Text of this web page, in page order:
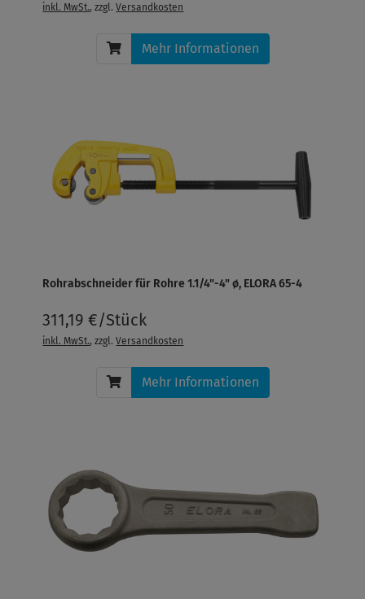
inkl. MwSt., zzgl.Versandkosten
Mehr Informationen
Rohrabschneider für Rohre 1.1/4"-4" ø, ELORA 65-4
311,19 €/Stück
inkl. MwSt., zzgl.Versandkosten
Mehr Informationen